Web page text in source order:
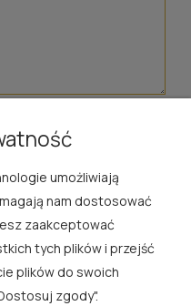
umożliwiają
nam dostosować
zaakceptować
tych plików i przejść
plików do swoich
zgody".